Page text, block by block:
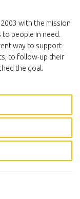
with the mission
to people in need.
way to support
to follow-up their
the goal.